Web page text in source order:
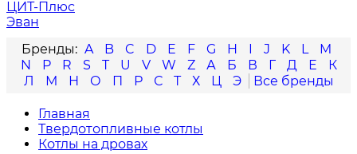
ЦИТ-Плюс
Эван
A
B C D E F G H I J K L
M
N
P R S T U V W Z А Б В Г Д Е
К
Л
М Н О П Р С Т Х Ц Э
Главная
Твердотопливные котлы
Котлы на дровах